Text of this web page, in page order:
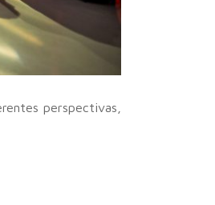
perspectivas,